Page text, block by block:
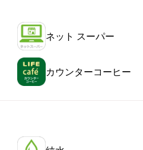
ネット スーパー
カウンターコーヒー